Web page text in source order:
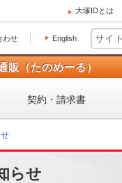
大塚IDとは
わせ English
販（たのめーる）
契約・請求書
らせ